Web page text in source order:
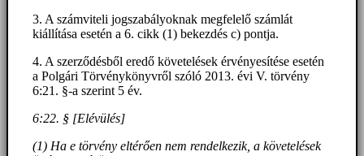
3. A számviteli jogszabályoknak megfelelő számlát
kiállítása esetén a 6. cikk (1) bekezdés c) pontja.
4. A szerződésből eredő követelések érvényesítése esetén
a Polgári Törvénykönyvről szóló 2013. évi V. törvény
6:21. §-a szerint 5 év.
6:22. § [Elévülés]
(1) Ha e törvény eltérően nem rendelkezik, a követelések